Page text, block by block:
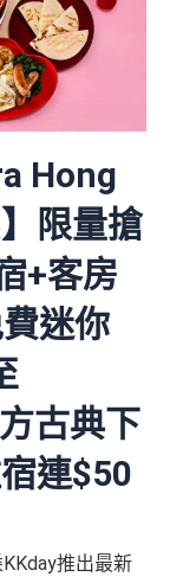
Hong
限量搶
+客房
迷你
古典下
連$50
推出最新